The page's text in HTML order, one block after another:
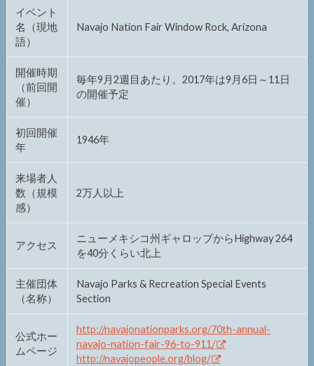
イベント
名（現地
語）
Navajo Nation Fair Window Rock, Arizona
開催時期
（前回開
催）
毎年9月2週目あたり。2017年は9月6日～11日
の開催予定
初回開催
年
1946年
来場者人
数（規模
感）
2万人以上
アクセス
ニューメキシコ州ギャロップからHighway 264
を40分くらい北上
主催団体
（名称）
Navajo Parks & Recreation Special Events
Section
公式ホー
ムページ
http://navajonationparks.org/70th-annual-
navajo-nation-fair-96-to-911/
http://navajopeople.org/blog/